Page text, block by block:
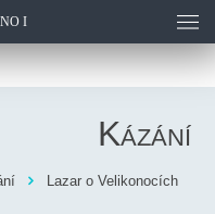
I
Kázání
Lazar o Velikonocích